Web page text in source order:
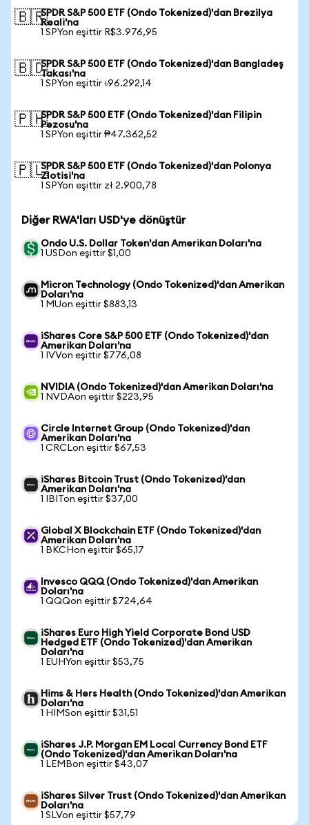
🇧🇷SPDR S&P 500 ETF (Ondo Tokenized)'dan Brezilya
Reali'na
1 SPYon eşittir R$3.976,95
🇧🇩SPDR S&P 500 ETF (Ondo Tokenized)'dan Bangladeş
Takası'na
1 SPYon eşittir ৳96.292,14
🇵🇭SPDR S&P 500 ETF (Ondo Tokenized)'dan Filipin
Pezosu'na
1 SPYon eşittir ₱47.362,52
🇵🇱SPDR S&P 500 ETF (Ondo Tokenized)'dan Polonya
Zlotisi'na
1 SPYon eşittir zł 2.900,78
Diğer RWA'ları USD'ye dönüştür
Ondo U.S. Dollar Token'dan Amerikan Doları'na
1 USDon eşittir $1,00
Micron Technology (Ondo Tokenized)'dan Amerikan
Doları'na
1 MUon eşittir $883,13
iShares Core S&P 500 ETF (Ondo Tokenized)'dan
Amerikan Doları'na
1 IVVon eşittir $776,08
NVIDIA (Ondo Tokenized)'dan Amerikan Doları'na
1 NVDAon eşittir $223,95
Circle Internet Group (Ondo Tokenized)'dan
Amerikan Doları'na
1 CRCLon eşittir $67,53
iShares Bitcoin Trust (Ondo Tokenized)'dan
Amerikan Doları'na
1 IBITon eşittir $37,00
Global X Blockchain ETF (Ondo Tokenized)'dan
Amerikan Doları'na
1 BKCHon eşittir $65,17
Invesco QQQ (Ondo Tokenized)'dan Amerikan
Doları'na
1 QQQon eşittir $724,64
iShares Euro High Yield Corporate Bond USD
Hedged ETF (Ondo Tokenized)'dan Amerikan
Doları'na
1 EUHYon eşittir $53,75
Hims & Hers Health (Ondo Tokenized)'dan Amerikan
Doları'na
1 HIMSon eşittir $31,51
iShares J.P. Morgan EM Local Currency Bond ETF
(Ondo Tokenized)'dan Amerikan Doları'na
1 LEMBon eşittir $43,07
iShares Silver Trust (Ondo Tokenized)'dan Amerikan
Doları'na
1 SLVon eşittir $57,79